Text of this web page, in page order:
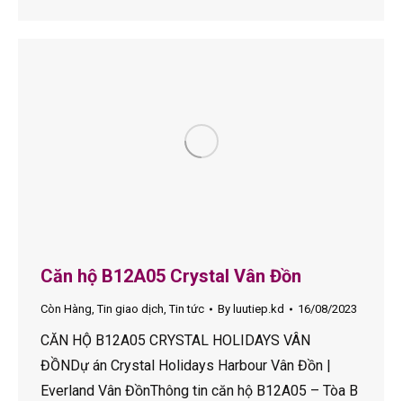
Căn hộ B12A05 Crystal Vân Đồn
Còn Hàng,Tin giao dịch,Tin tức By luutiep.kd 16/08/2023
CĂN HỘ B12A05 CRYSTAL HOLIDAYS VÂN
ĐỒNDự án Crystal Holidays Harbour Vân Đồn |
Everland Vân ĐồnThông tin căn hộ B12A05 – Tòa B